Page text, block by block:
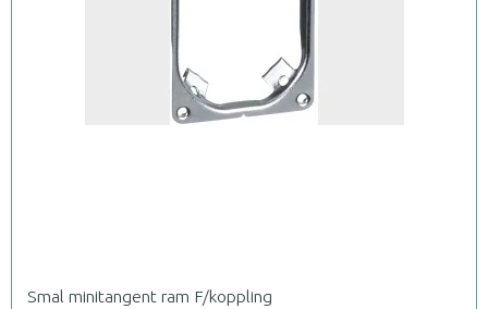
Smal minitangent ram F/koppling